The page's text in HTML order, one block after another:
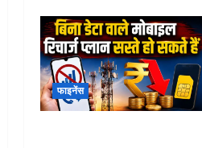
फाइनेंस